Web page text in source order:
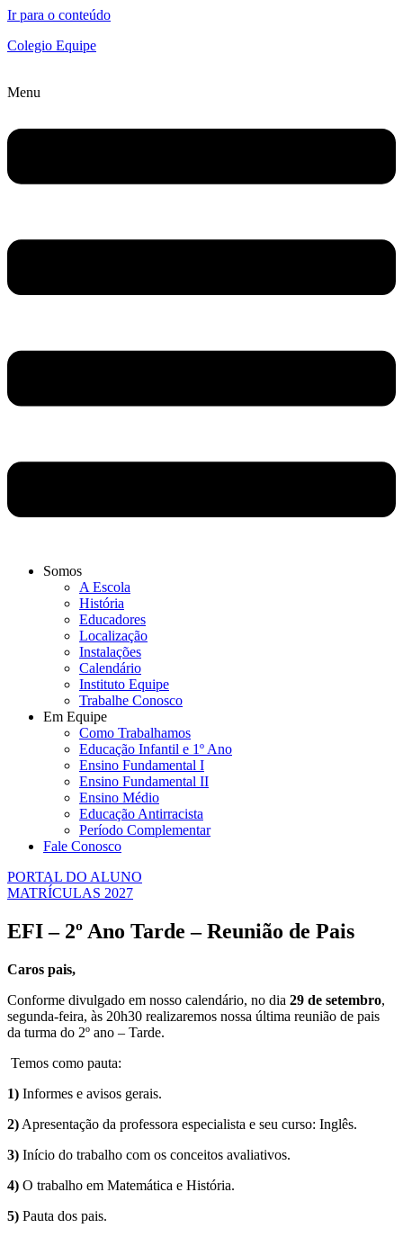
Ir para o conteúdo
Colegio Equipe
Menu
Somos
A Escola
História
Educadores
Localização
Instalações
Calendário
Instituto Equipe
Trabalhe Conosco
Em Equipe
Como Trabalhamos
Educação Infantil e 1º Ano
Ensino Fundamental I
Ensino Fundamental II
Ensino Médio
Educação Antirracista
Período Complementar
Fale Conosco
PORTAL DO ALUNO
MATRÍCULAS 2027
EFI – 2º Ano Tarde – Reunião de Pais
Caros pais,
Conforme divulgado em nosso calendário, no dia 29 de setembro,
segunda-feira, às 20h30 realizaremos nossa última reunião de pais
da turma do 2º ano – Tarde.
Temos como pauta:
1) Informes e avisos gerais.
2) Apresentação da professora especialista e seu curso: Inglês.
3) Início do trabalho com os conceitos avaliativos.
4) O trabalho em Matemática e História.
5) Pauta dos pais.